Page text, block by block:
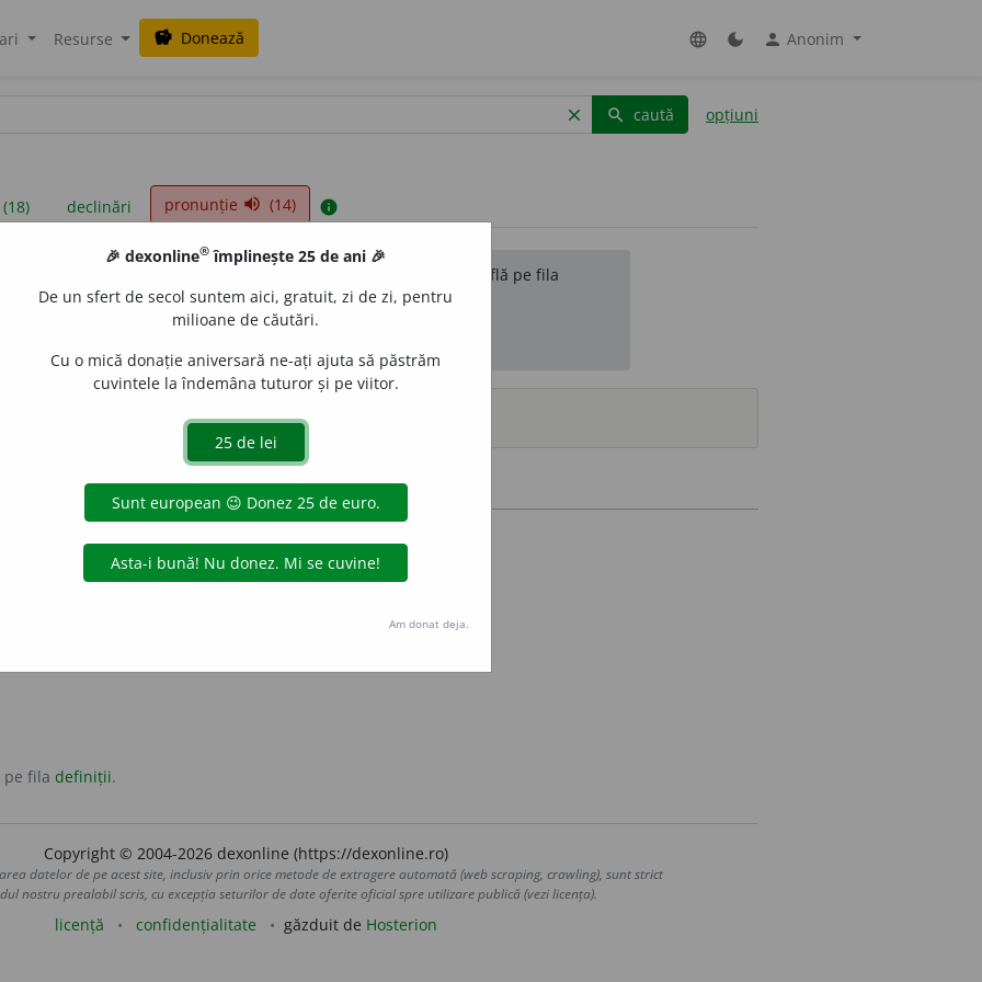
Resurse savings Donează language dark_mode person Anonim
clear search caută opțiuni
declinări pronunție volume_up (14) info
sunt compilate de echipa dexonline. Definițiile originale se află pe fila
reordona filele pe pagina depreferințe.
surse
de toți.
renumit.
pe fila definiții.
Copyright © 2004-2026 dexonline (https://dexonline.ro)
datelor de pe acest site, inclusiv prin orice metode de extragere automată (web scraping, crawling), sunt strict
nostru prealabil scris, cu excepția seturilor de date oferite oficial spre utilizare publică (vezi licența).
licență confidențialitate găzduit de Hosterion
🎉 dexonline® împlinește 25 de ani 🎉
De un sfert de secol suntem aici, gratuit, zi de zi, pentru
milioane de căutări.
Cu o mică donație aniversară ne-ați ajuta să păstrăm
cuvintele la îndemâna tuturor și pe viitor.
Am donat deja.